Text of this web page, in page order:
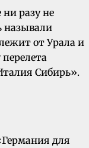
ни разу не
называли
от Урала и
Сибирь».
для